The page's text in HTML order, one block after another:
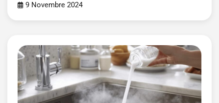
9 Novembre 2024